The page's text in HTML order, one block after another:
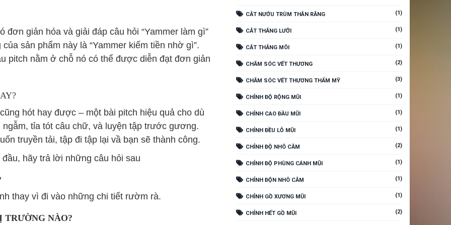
giản hóa và giải đáp câu hỏi “Yammer làm gì”
sản phẩm này là “Yammer kiếm tiền nhờ gì”.
pitch nằm ở chỗ nó có thể được diễn đạt đơn giản
hót hay được – một bài pitch hiệu quả cho dù
tỉa tót câu chữ, và luyện tập trước gương.
truyền tải, tập đi tập lại vầ bạn sẽ thành công.
hãy trả lời những câu hỏi sau
thay vì đi vào những chi tiết rườm rà.
TRƯỜNG NÀO?
CẮT NƯỚU TRÙM THÂN RĂNG (1)
CẮT THẮNG LƯỠI (1)
CẮT THẮNG MÔI (1)
CHĂM SÓC VẾT THƯƠNG (2)
CHĂM SÓC VẾT THƯƠNG THẨM MỸ (3)
CHỈNH ĐỘ RỘNG MŨI (1)
CHỈNH CAO ĐẦU MŨI (1)
CHỈNH ĐỀU LỖ MŨI (1)
CHỈNH ĐỘ NHÔ CẰM (2)
CHỈNH ĐỘ PHÙNG CÁNH MŨI (1)
CHỈNH ĐỘN NHÔ CẰM (1)
CHỈNH GỒ XƯƠNG MŨI (1)
CHỈNH HẾT GỒ MŨI (2)